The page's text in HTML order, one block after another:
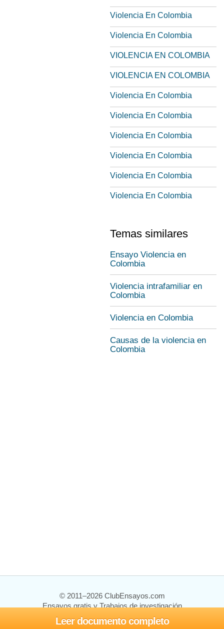
Leer documento completo
Violencia En Colombia
Violencia En Colombia
VIOLENCIA EN COLOMBIA
VIOLENCIA EN COLOMBIA
Violencia En Colombia
Violencia En Colombia
Violencia En Colombia
Violencia En Colombia
Violencia En Colombia
Violencia En Colombia
Temas similares
Ensayo Violencia en
Colombia
Violencia intrafamiliar en
Colombia
Violencia en Colombia
Causas de la violencia en
Colombia
© 2011–2026 ClubEnsayos.com
Ensayos gratis y Trabajos de investigación